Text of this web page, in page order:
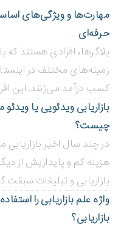
مهارت‌ها و ویژگی‌های
حرفه‌ای
بلاگر‌ها، افرادی هستند که
زمینه‌های مختلف در
کسب درآمد می‌زنند. این
بازاریابی ویدئویی ‌یا ویدئو
چیست؟
در چند سال اخیر بازاریابی
هزینه کم و پایداریش از
بازاریابی و تبلیغات سبقت
واژه علم بازاریابی را
بازاریابی؟